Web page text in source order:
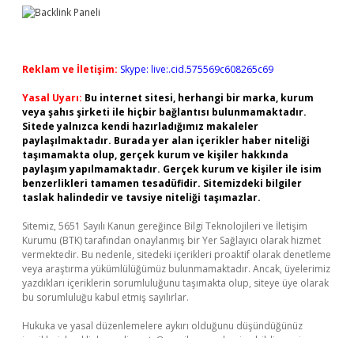
Reklam ve İletişim: Skype: live:.cid.575569c608265c69
Yasal Uyarı: Bu internet sitesi, herhangi bir marka, kurum
veya şahıs şirketi ile hiçbir bağlantısı bulunmamaktadır.
Sitede yalnızca kendi hazırladığımız makaleler
paylaşılmaktadır. Burada yer alan içerikler haber niteliği
taşımamakta olup, gerçek kurum ve kişiler hakkında
paylaşım yapılmamaktadır. Gerçek kurum ve kişiler ile isim
benzerlikleri tamamen tesadüfidir. Sitemizdeki bilgiler
taslak halindedir ve tavsiye niteliği taşımazlar.
Sitemiz, 5651 Sayılı Kanun gereğince Bilgi Teknolojileri ve İletişim
Kurumu (BTK) tarafından onaylanmış bir Yer Sağlayıcı olarak hizmet
vermektedir. Bu nedenle, sitedeki içerikleri proaktif olarak denetleme
veya araştırma yükümlülüğümüz bulunmamaktadır. Ancak, üyelerimiz
yazdıkları içeriklerin sorumluluğunu taşımakta olup, siteye üye olarak
bu sorumluluğu kabul etmiş sayılırlar.
Hukuka ve yasal düzenlemelere aykırı olduğunu düşündüğünüz